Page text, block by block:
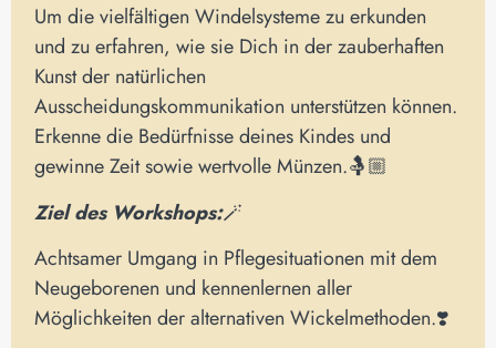
Um die vielfältigen Windelsysteme zu erkunden
und zu erfahren, wie sie Dich in der zauberhaften
Kunst der natürlichen
Ausscheidungskommunikation unterstützen können.
Erkenne die Bedürfnisse deines Kindes und
gewinne Zeit sowie wertvolle Münzen.🤱🏼
Ziel des Workshops:🪄
Achtsamer Umgang in Pflegesituationen mit dem
Neugeborenen und kennenlernen aller
Möglichkeiten der alternativen Wickelmethoden.❣️